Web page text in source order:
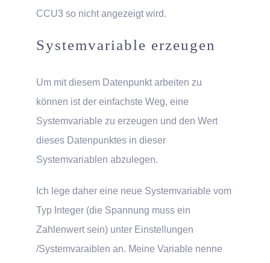
CCU3 so nicht angezeigt wird.
Systemvariable erzeugen
Um mit diesem Datenpunkt arbeiten zu
können ist der einfachste Weg, eine
Systemvariable zu erzeugen und den Wert
dieses Datenpunktes in dieser
Systemvariablen abzulegen.
Ich lege daher eine neue Systemvariable vom
Typ Integer (die Spannung muss ein
Zahlenwert sein) unter Einstellungen
/Systemvaraiblen an. Meine Variable nenne